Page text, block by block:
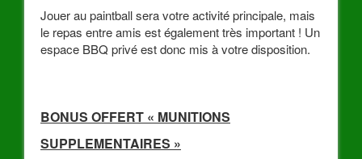
Jouer au paintball sera votre activité principale, mais
le repas entre amis est également très important ! Un
espace BBQ privé est donc mis à votre disposition.
BONUS OFFERT « MUNITIONS
SUPPLEMENTAIRES »